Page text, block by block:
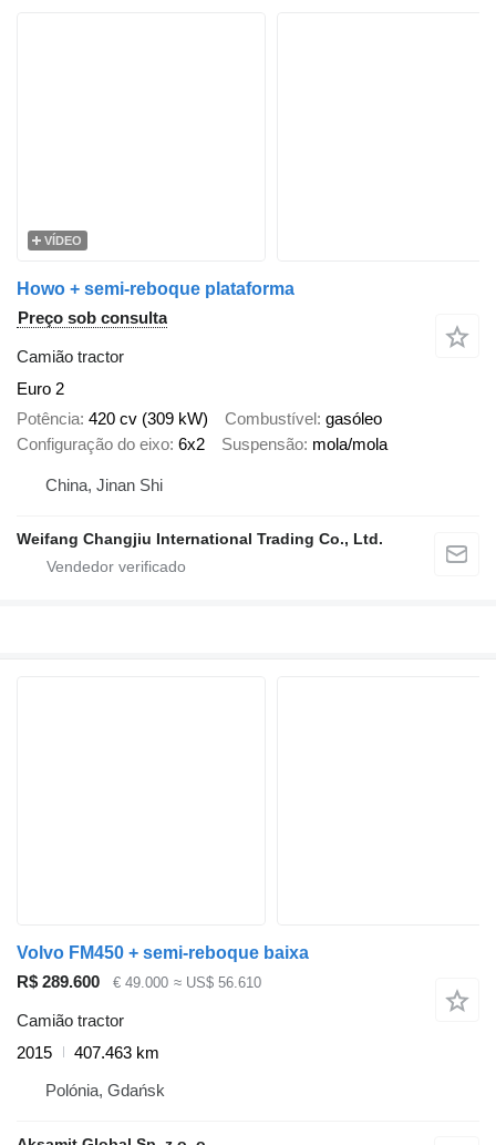
VÍDEO
Howo + semi-reboque plataforma
Preço sob consulta
Camião tractor
Euro 2
Potência 420 cv (309 kW) Combustível gasóleo
Configuração do eixo 6x2 Suspensão mola/mola
China, Jinan Shi
Weifang Changjiu International Trading Co., Ltd.
Volvo FM450 + semi-reboque baixa
R$ 289.600
€ 49.000 ≈ US$ 56.610
Camião tractor
2015
407.463 km
Polónia, Gdańsk